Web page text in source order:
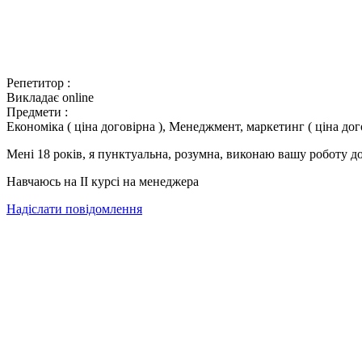
Репетитор :
Викладає online
Предмети :
Економіка ( ціна договірна ), Менеджмент, маркетинг ( ціна
Мені 18 років, я пунктуальна, розумна, виконаю вашу роботу
Навчаюсь на ІІ курсі на менеджера
Надіслати повідомлення